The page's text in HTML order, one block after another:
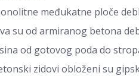
međukatne ploče
su od armiranog betona
od gotovog poda do
zidovi obloženi su